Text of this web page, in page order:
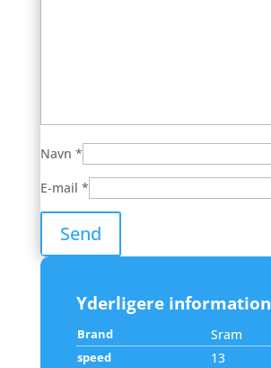
Navn *
E-mail *
Yderligere information
Brand Sram
speed 13